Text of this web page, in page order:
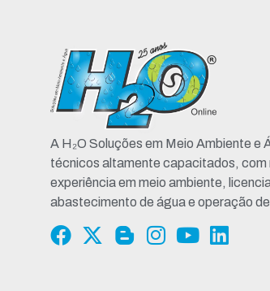
A H₂O Soluções em Meio Ambiente e
técnicos altamente capacitados, com
experiência em meio ambiente,
abastecimento de água e operação